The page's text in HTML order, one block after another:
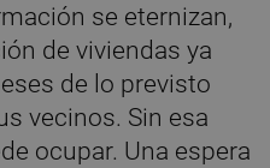
se eternizan,
de viviendas ya
de lo previsto
vecinos. Sin esa
ocupar. Una espera